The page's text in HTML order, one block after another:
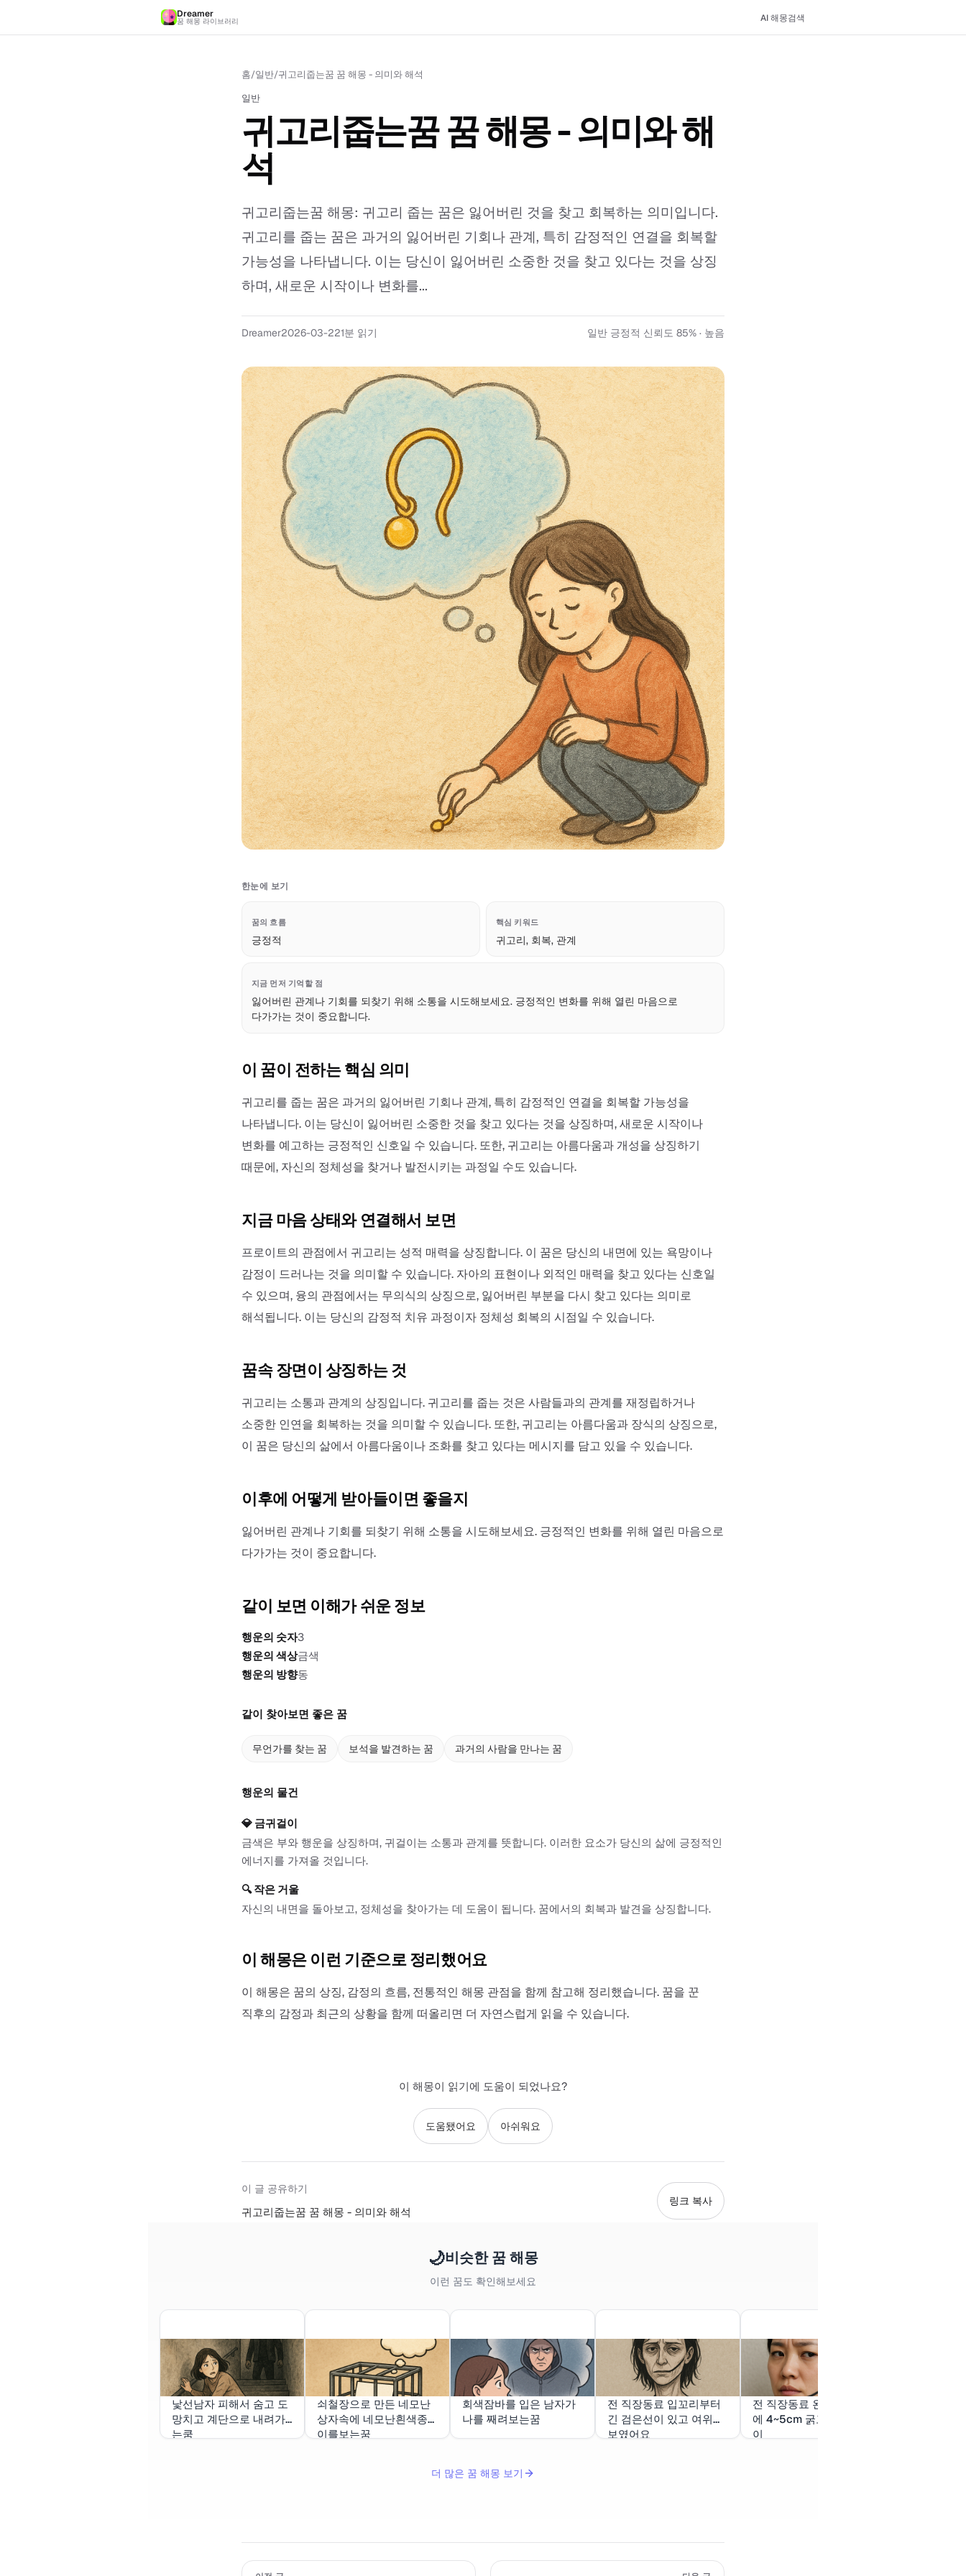
Dreamer
꿈 해몽 라이브러리 AI 해몽검색
홈/일반/귀고리줍는꿈 꿈 해몽 - 의미와 해석
일반
귀고리줍는꿈 꿈 해몽 - 의미와 해
석
귀고리줍는꿈 해몽: 귀고리 줍는 꿈은 잃어버린 것을 찾고 회복하는 의미입니다.
귀고리를 줍는 꿈은 과거의 잃어버린 기회나 관계, 특히 감정적인 연결을 회복할
가능성을 나타냅니다. 이는 당신이 잃어버린 소중한 것을 찾고 있다는 것을 상징
하며, 새로운 시작이나 변화를...
Dreamer2026-03-221분 읽기 일반 긍정적 신뢰도 85% · 높음
한눈에 보기
꿈의 흐름
긍정적
핵심 키워드
귀고리, 회복, 관계
지금 먼저 기억할 점
잃어버린 관계나 기회를 되찾기 위해 소통을 시도해보세요. 긍정적인 변화를 위해 열린 마음으로
다가가는 것이 중요합니다.
이 꿈이 전하는 핵심 의미
귀고리를 줍는 꿈은 과거의 잃어버린 기회나 관계, 특히 감정적인 연결을 회복할 가능성을
나타냅니다. 이는 당신이 잃어버린 소중한 것을 찾고 있다는 것을 상징하며, 새로운 시작이나
변화를 예고하는 긍정적인 신호일 수 있습니다. 또한, 귀고리는 아름다움과 개성을 상징하기
때문에, 자신의 정체성을 찾거나 발전시키는 과정일 수도 있습니다.
지금 마음 상태와 연결해서 보면
프로이트의 관점에서 귀고리는 성적 매력을 상징합니다. 이 꿈은 당신의 내면에 있는 욕망이나
감정이 드러나는 것을 의미할 수 있습니다. 자아의 표현이나 외적인 매력을 찾고 있다는 신호일
수 있으며, 융의 관점에서는 무의식의 상징으로, 잃어버린 부분을 다시 찾고 있다는 의미로
해석됩니다. 이는 당신의 감정적 치유 과정이자 정체성 회복의 시점일 수 있습니다.
꿈속 장면이 상징하는 것
귀고리는 소통과 관계의 상징입니다. 귀고리를 줍는 것은 사람들과의 관계를 재정립하거나
소중한 인연을 회복하는 것을 의미할 수 있습니다. 또한, 귀고리는 아름다움과 장식의 상징으로,
이 꿈은 당신의 삶에서 아름다움이나 조화를 찾고 있다는 메시지를 담고 있을 수 있습니다.
이후에 어떻게 받아들이면 좋을지
잃어버린 관계나 기회를 되찾기 위해 소통을 시도해보세요. 긍정적인 변화를 위해 열린 마음으로
다가가는 것이 중요합니다.
같이 보면 이해가 쉬운 정보
행운의 숫자3
행운의 색상금색
행운의 방향동
같이 찾아보면 좋은 꿈
무언가를 찾는 꿈 보석을 발견하는 꿈 과거의 사람을 만나는 꿈
행운의 물건
💎 금귀걸이
금색은 부와 행운을 상징하며, 귀걸이는 소통과 관계를 뜻합니다. 이러한 요소가 당신의 삶에 긍정적인
에너지를 가져올 것입니다.
🔍작은 거울
자신의 내면을 돌아보고, 정체성을 찾아가는 데 도움이 됩니다. 꿈에서의 회복과 발견을 상징합니다.
이 해몽은 이런 기준으로 정리했어요
이 해몽은 꿈의 상징, 감정의 흐름, 전통적인 해몽 관점을 함께 참고해 정리했습니다. 꿈을 꾼
직후의 감정과 최근의 상황을 함께 떠올리면 더 자연스럽게 읽을 수 있습니다.
이 해몽이 읽기에 도움이 되었나요?
도움됐어요 아쉬워요
이 글 공유하기
귀고리줍는꿈 꿈 해몽 - 의미와 해석
링크 복사
🌙비슷한 꿈 해몽
이런 꿈도 확인해보세요
낯선남자 피해서 숨고 도
망치고 계단으로 내려가
는쿰
쇠철장으로 만든 네모난
상자속에 네모난흰색종
이를보는꿈
회색잠바를 입은 남자가
나를 째려보는꿈
전 직장동료 입꼬리부터
긴 검은선이 있고 여위어
보였어요
전 직장동료 왼쪽 입꼬리
에 4~5cm 굵고 검은 선
이
더 많은 꿈 해몽 보기